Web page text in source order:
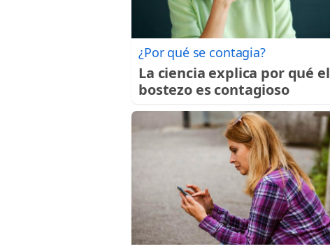
¿Por qué se contagia?
La ciencia explica por qué el
bostezo es contagioso